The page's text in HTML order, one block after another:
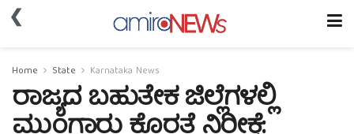
❮
Home State Karnataka News
ರಾಜ್ಯದ ಬಹುತೇಕ ಜಿಲ್ಲೆಗಳಲ್ಲಿ